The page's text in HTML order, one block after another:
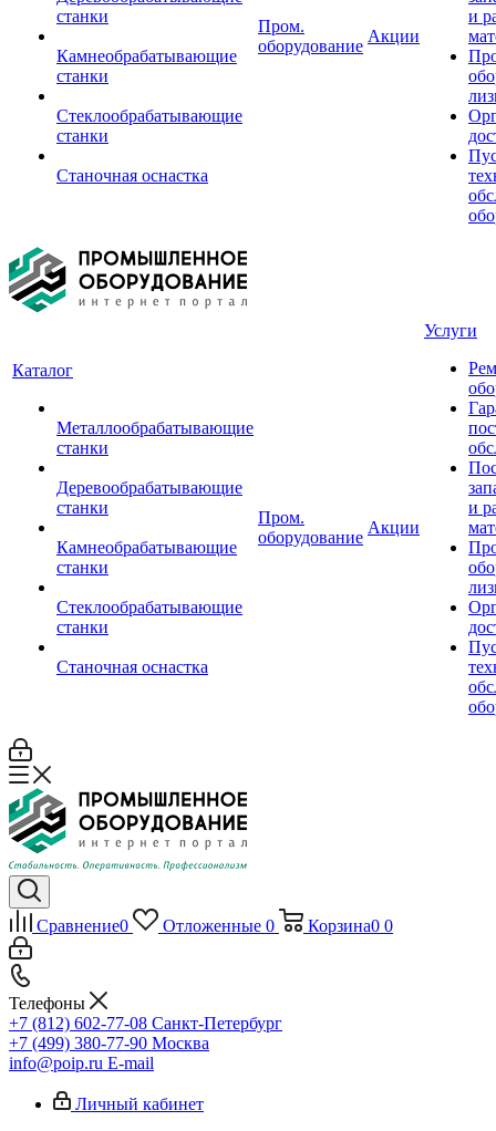
станки
Камнеобрабатывающие
станки
Стеклообрабатывающие
станки
Станочная оснастка
Пром.
оборудование
Акции
и
Каталог
Металлообрабатывающие
станки
Деревообрабатывающие
станки
Камнеобрабатывающие
станки
Стеклообрабатывающие
станки
Станочная оснастка
Пром.
оборудование
Акции
Услуги
и
Сравнение0 Отложенные 0 Корзина0 0
Телефоны
+7 (812) 602-77-08 Санкт-Петербург
+7 (499) 380-77-90 Москва
info@poip.ru E-mail
Личный кабинет